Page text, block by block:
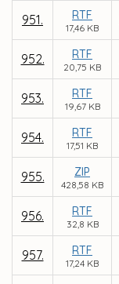
951. RTF
17,46 KB
952. RTF
20,75 KB
953. RTF
19,67 KB
954. RTF
17,51 KB
955. ZIP
428,58 KB
956. RTF
32,8 KB
957. RTF
17,24 KB